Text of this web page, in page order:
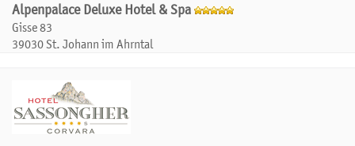
Alpenpalace Deluxe Hotel & Spa
Gisse 83
39030 St. Johann im Ahrntal